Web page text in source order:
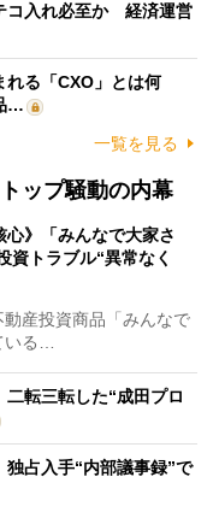
コ入れ必至か 経済運営
れる「CXO」とは何
…
一覧を見る
ップ騒動の内幕
心》「みんなで大家さ
資トラブル“異常なく
産投資商品「みんなで
いる…
二転三転した“成田プロ
独占入手“内部議事録”で